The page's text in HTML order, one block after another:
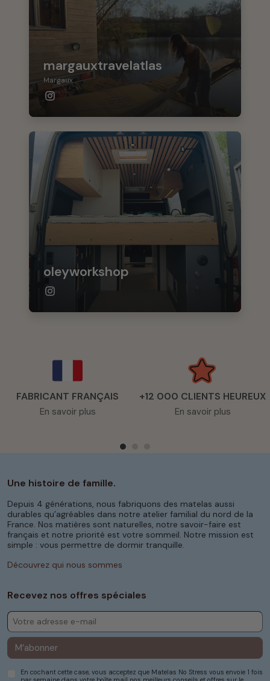
margauxtravelatlas
Margaux
oleyworkshop
FABRICANT FRANÇAIS
En savoir plus
+12 000 CLIENTS HEUREUX
En savoir plus
Une histoire de famille.
Depuis 4 générations, nous fabriquons des matelas aussi
durables qu’agréables dans notre atelier familial du nord de la
France. Nos matières sont naturelles, notre savoir-faire est
français et notre priorité est votre sommeil. Notre mission est
simple : vous permettre de dormir tranquille.
Découvrez qui nous sommes
Recevez nos offres spéciales
M’abonner
En cochant cette case, vous acceptez que Matelas No Stress vous envoie 1 fois